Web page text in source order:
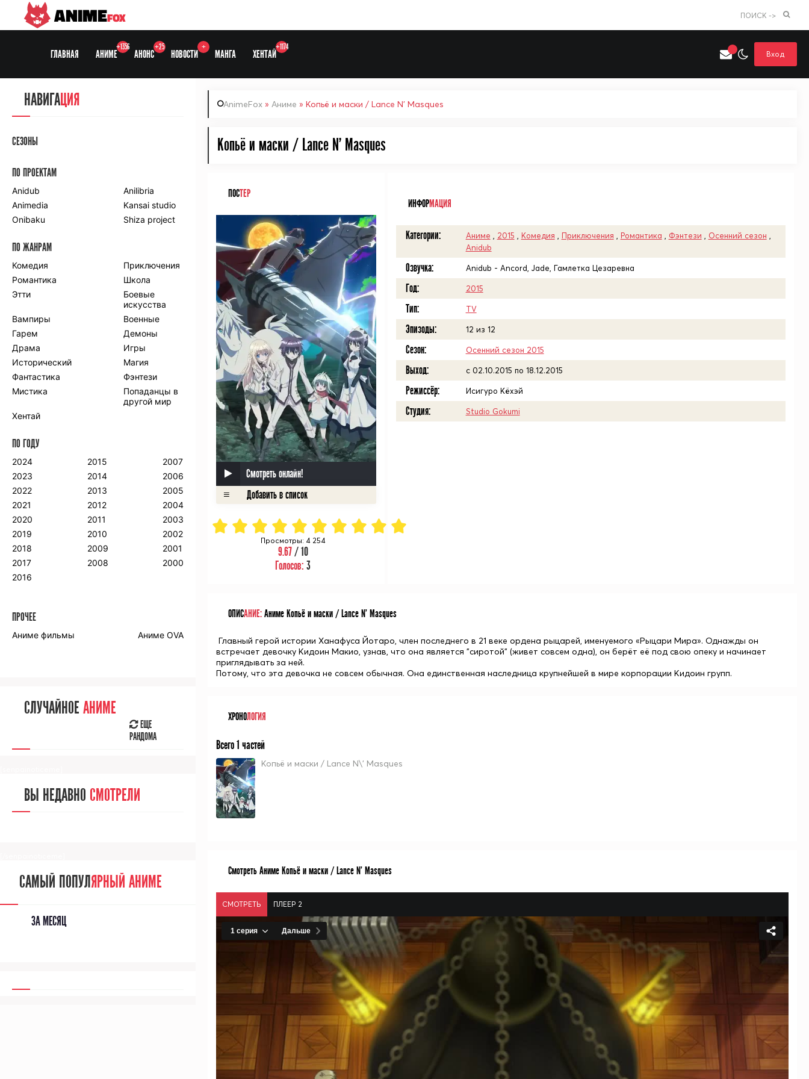
ANIMEFOX ПОИСК ->
ГЛАВНАЯ АНИМЕ
+1356
АНОНС
+25
НОВОСТИ
+
МАНГА ХЕНТАЙ
+1174
Вход
AnimeFox » Аниме » Копьё и маски / Lance N' Masques
Копьё и маски / Lance N' Masques
ПОСТЕР
Смотреть онлайн!
Просмотры: 4 254
9.67/ 10
Голосов:3
ИНФОРМАЦИЯ
Категории: Аниме 2015 Комедия Приключения Романтика Фэнтези Осенний сезон
Anidub
Озвучка: Anidub - Ancord, Jade, Гамлетка Цезаревна
Год: 2015
Тип: TV
Эпизоды: 12 из 12
Сезон: Осенний сезон 2015
Выход: c 02.10.2015 по 18.12.2015
Режиссёр: Исигуро Кёхэй
Студия: Studio Gokumi
ОПИСАНИЕ:Аниме Копьё и маски / Lance N' Masques
Главный герой истории Ханафуса Йотаро, член последнего в 21 веке ордена рыцарей, именуемого «Рыцари Мира». Однажды он
встречает девочку Кидоин Макио, узнав, что она является "сиротой" (живет совсем одна), он берёт её под свою опеку и начинает
приглядывать за ней.
Потому, что эта девочка не совсем обычная. Она единственная наследница крупнейшей в мире корпорации Кидоин групп.
ХРОНОЛОГИЯ
Всего 1 частей
Копьё и маски / Lance N\' Masques
Смотреть Аниме Копьё и маски / Lance N' Masques
СМОТРЕТЬ ПЛЕЕР 2
НАВИГАЦИЯ
СЕЗОНЫ
ПО ПРОЕКТАМ
Anidub
Anilibria
Animedia
Kansai studio
Onibaku
Shiza project
ПО ЖАНРАМ
Комедия
Приключения
Романтика
Школа
Этти
Боевые
искусства
Вампиры
Военные
Гарем
Демоны
Драма
Игры
Исторический
Магия
Фантастика
Фэнтези
Мистика
Попаданцы в
другой мир
Хентай
ПО ГОДУ
2024
2023
2022
2021
2020
2019
2018
2017
2016
2015
2014
2013
2012
2011
2010
2009
2008
2007
2006
2005
2004
2003
2002
2001
2000
ПРОЧЕЕ
Аниме фильмы Аниме OVA
СЛУЧАЙНОЕ АНИМЕ
ЕЩЕ
РАНДОМА
ВЫ НЕДАВНО СМОТРЕЛИ
САМЫЙ ПОПУЛЯРНЫЙ АНИМЕ
ЗА МЕСЯЦ